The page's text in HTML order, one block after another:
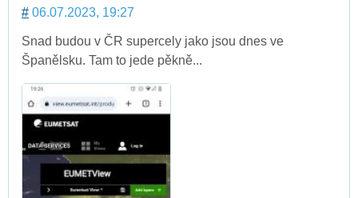
# 06.07.2023, 19:27
Snad budou v ČR supercely jako jsou dnes ve
Španělsku. Tam to jede pěkně...